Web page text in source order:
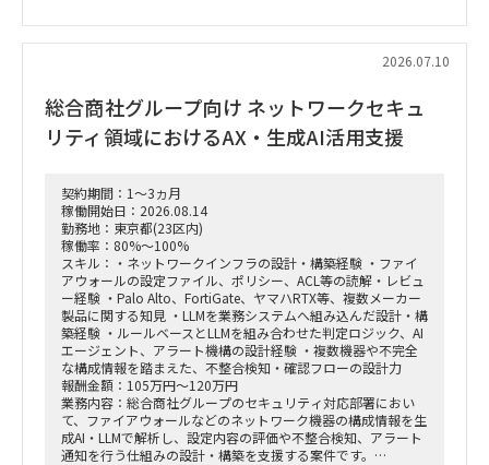
依頼業務：
・データ統合／製販オペレーション。日次・週次・月次の各頻
度で売上状況を見て在庫補給を判断し、月末月初に実績を踏ま
・様々な種類・量のデータをざっと紐解き、経営層が意思決定
しやすい形／現場でオペレーションが回る形に整理。
性が良い。1〜2ヶ月でガッツリ作り込み、担当が1人抜けても
成立する状態にしたい。
2026.07.10
総合商社グループ向け ネットワークセキュ
リティ領域におけるAX・生成AI活用支援
契約期間：1～3ヵ月
稼働開始日：2026.08.14
勤務地：東京都(23区内)
稼働率：80%～100%
スキル：・ネットワークインフラの設計・構築経験 ・ファイ
アウォールの設定ファイル、ポリシー、ACL等の読解・レビュ
ー経験 ・Palo Alto、FortiGate、ヤマハRTX等、複数メーカー
製品に関する知見 ・LLMを業務システムへ組み込んだ設計・構
築経験 ・ルールベースとLLMを組み合わせた判定ロジック、AI
エージェント、アラート機構の設計経験 ・複数機器や不完全
な構成情報を踏まえた、不整合検知・確認フローの設計力
報酬金額：105万円～120万円
業務内容：総合商社グループのセキュリティ対応部署におい
て、ファイアウォールなどのネットワーク機器の構成情報を生
成AI・LLMで解析し、設定内容の評価や不整合検知、アラート
通知を行う仕組みの設計・構築を支援する案件です。